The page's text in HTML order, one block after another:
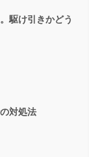
駆け引きかどう
対処法